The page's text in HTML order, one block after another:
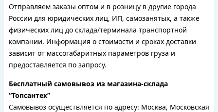
Отправляем заказы оптом и в розницу в другие города
России для юридических лиц, ИП, самозанятых, а также
физических лиц до склада/терминала транспортной
компании. Информация о стоимости и сроках доставки
зависит от массогабаритных параметров груза и
предоставляется по запросу.
Бесплатный самовывоз из магазина-склада
“Топсантех”
Самовывоз осуществляется по адресу: Москва, Московская